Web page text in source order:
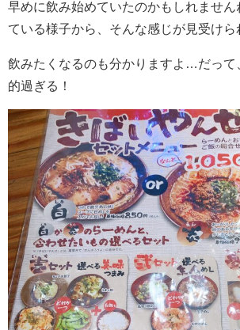
早めに飲み始めていたのかもしれません
ている様子から、そんな感じが見受けら
飲みたくなるのも分かりますよ…だって
的過ぎる！